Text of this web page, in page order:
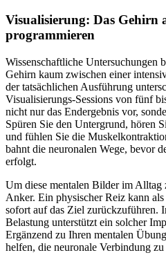
Visualisierung: Das Gehirn
programmieren
Wissenschaftliche Untersuchungen
Gehirn kaum zwischen einer
der tatsächlichen Ausführung
Visualisierungs-Sessions von fünf
nicht nur das Endergebnis vor,
Spüren Sie den Untergrund, hören
und fühlen Sie die
bahnt die neuronalen Wege, bevor
erfolgt.
Um diese mentalen Bilder im Alltag
Anker. Ein physischer Reiz kann
sofort auf das Ziel zurückzuführen.
Belastung unterstützt ein solcher
Ergänzend zu Ihren mentalen
helfen, die neuronale Verbindung